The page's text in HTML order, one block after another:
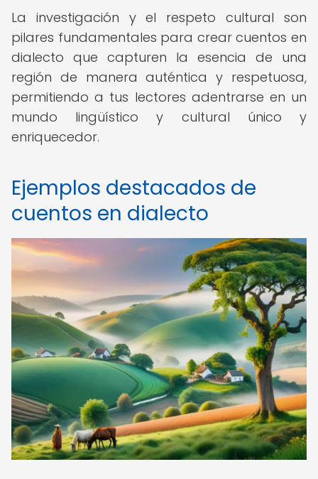
La investigación y el respeto cultural son
pilares fundamentales para crear cuentos en
dialecto que capturen la esencia de una
región de manera auténtica y respetuosa,
permitiendo a tus lectores adentrarse en un
mundo lingüístico y cultural único y
enriquecedor.
Ejemplos destacados de
cuentos en dialecto